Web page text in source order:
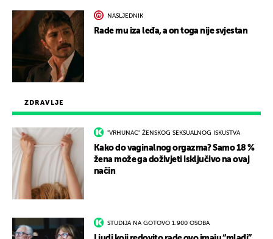
ZDRAVLJE
"VRHUNAC" ŽENSKOG SEKSUALNOG ISKUSTVA
Kako do vaginalnog orgazma? Samo 18 %
žena može ga doživjeti isključivo na ovaj
način
STUDIJA NA GOTOVO 1.900 OSOBA
NASLJEDNIK
Rade mu iza leđa, a on toga nije svjestan